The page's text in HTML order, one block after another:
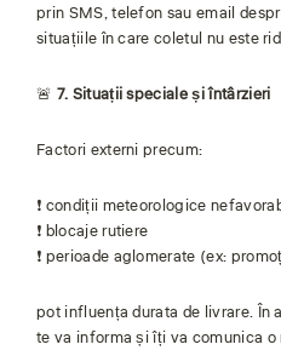
prin SMS, telefon sau email
situațiile în care coletul nu este
🚨 7. Situații speciale și întârzieri
Factori externi precum:
❗ condiții meteorologice
❗ blocaje rutiere
❗ perioade aglomerate (ex:
pot influența durata de livrare. În
te va informa și îți va comunica o